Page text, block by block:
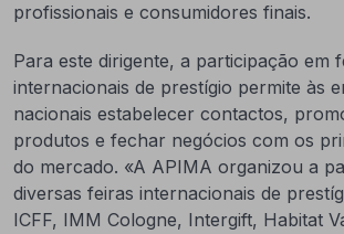
profissionais e consumidores finais.
Para este dirigente, a participação em
internacionais de prestígio permite às
nacionais estabelecer contactos,
produtos e fechar negócios com os
do mercado. «A APIMA organizou a
diversas feiras internacionais de
ICFF, IMM Cologne, Intergift, Habitat